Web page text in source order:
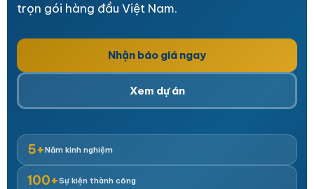
trọn gói hàng đầu Việt Nam.
Nhận báo giá ngay
Xem dự án
5+Năm kinh nghiệm
100+Sự kiện thành công